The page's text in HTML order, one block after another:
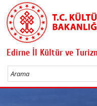
Edirne İl Kültür ve